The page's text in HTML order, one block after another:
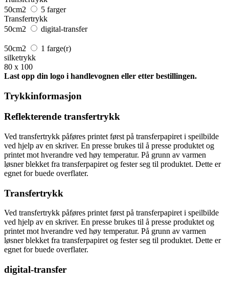
50cm2
5 farger
Transfertrykk
50cm2
digital-transfer
50cm2
1 farge(r)
silketrykk
80 x 100
Last opp din logo i handlevognen eller etter bestillingen.
Trykkinformasjon
Reflekterende transfertrykk
Ved transfertrykk påføres printet først på transferpapiret i speilbilde
ved hjelp av en skriver. En presse brukes til å presse produktet og
printet mot hverandre ved høy temperatur. På grunn av varmen
løsner blekket fra transferpapiret og fester seg til produktet. Dette er
egnet for buede overflater.
Transfertrykk
Ved transfertrykk påføres printet først på transferpapiret i speilbilde
ved hjelp av en skriver. En presse brukes til å presse produktet og
printet mot hverandre ved høy temperatur. På grunn av varmen
løsner blekket fra transferpapiret og fester seg til produktet. Dette er
egnet for buede overflater.
digital-transfer